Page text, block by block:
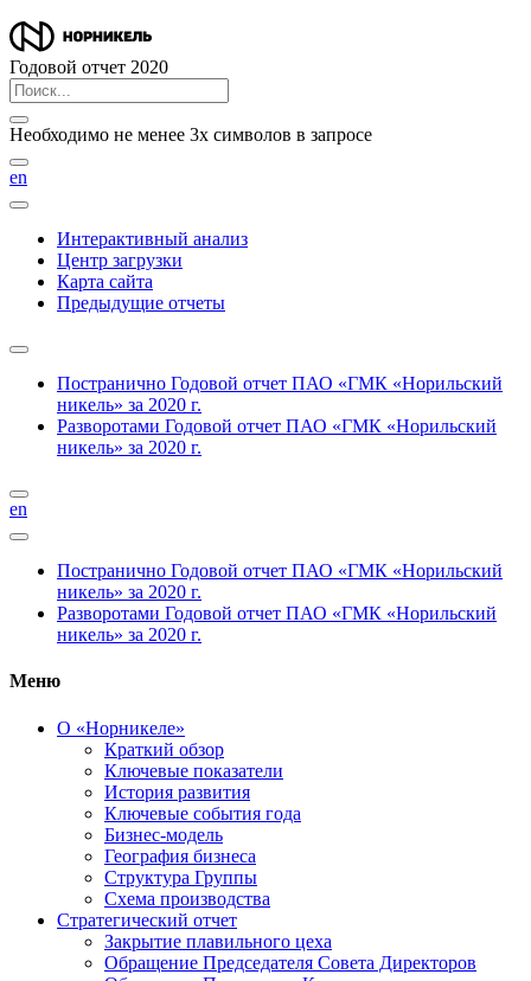
Годовой отчет 2020
Необходимо не менее 3х символов в запросе
en
Интерактивный анализ
Центр загрузки
Карта сайта
Предыдущие отчеты
Постранично Годовой отчет ПАО «ГМК «Норильский
никель» за 2020 г.
Разворотами Годовой отчет ПАО «ГМК «Норильский
никель» за 2020 г.
en
Постранично Годовой отчет ПАО «ГМК «Норильский
никель» за 2020 г.
Разворотами Годовой отчет ПАО «ГМК «Норильский
никель» за 2020 г.
Меню
О «Норникеле»
Краткий обзор
Ключевые показатели
История развития
Ключевые события года
Бизнес-модель
География бизнеса
Структура Группы
Схема производства
Стратегический отчет
Закрытие плавильного цеха
Обращение Председателя Совета Директоров